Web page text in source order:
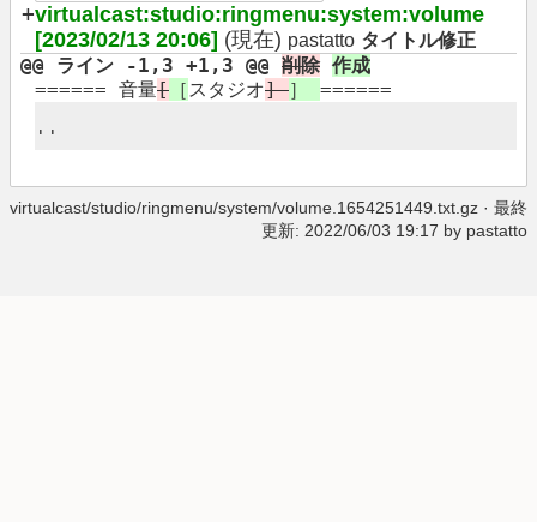
+virtualcast:studio:ringmenu:system:volume
[2023/02/13 20:06] (現在) pastatto タイトル修正
@@ ライン -1,3 +1,3 @@ 削除 作成
====== 音量[ ［スタジオ]］ ======
''​
virtualcast/studio/ringmenu/system/volume.1654251449.txt.gz · 最終
更新: 2022/06/03 19:17 by pastatto